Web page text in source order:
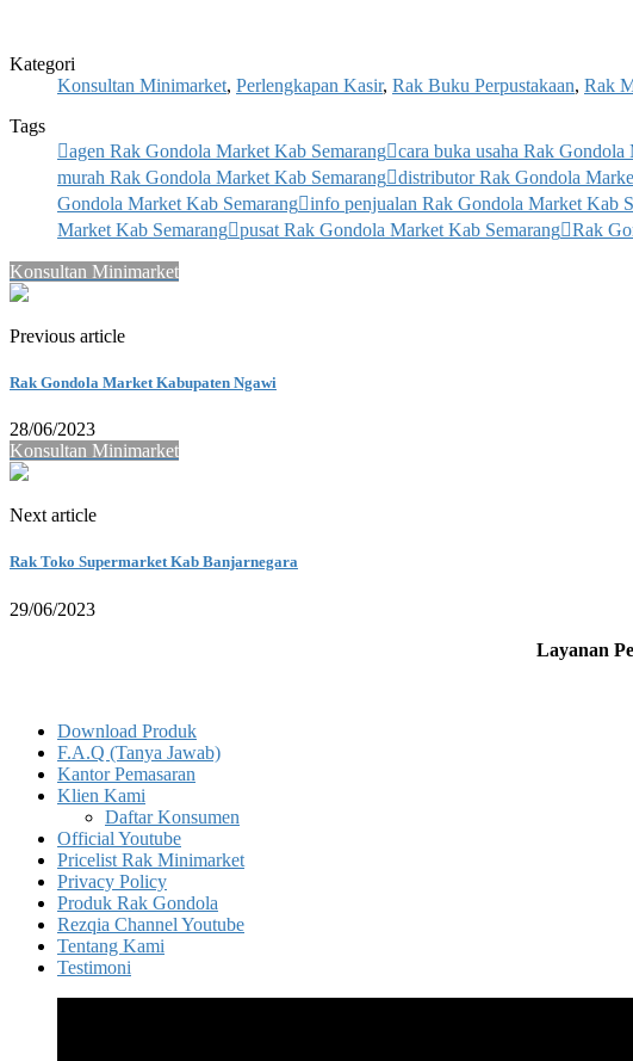
Kategori
Konsultan Minimarket, Perlengkapan Kasir, Rak Buku Perpustakaan, Rak
Tags
agen Rak Gondola Market Kab Semarang cara buka usaha Rak
murah Rak Gondola Market Kab Semarang distributor Rak Gondola
Gondola Market Kab Semarang info penjualan Rak Gondola Market Kab
Market Kab Semarang pusat Rak Gondola Market Kab Semarang Rak
Konsultan Minimarket
Previous article
Rak Gondola Market Kabupaten Ngawi
28/06/2023
Konsultan Minimarket
Next article
Rak Toko Supermarket Kab Banjarnegara
29/06/2023
Layanan
Download Produk
F.A.Q (Tanya Jawab)
Kantor Pemasaran
Klien Kami
Daftar Konsumen
Official Youtube
Pricelist Rak Minimarket
Privacy Policy
Produk Rak Gondola
Rezqia Channel Youtube
Tentang Kami
Testimoni